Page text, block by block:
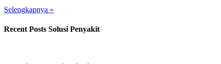
Selengkapnya »
Recent Posts Solusi Penyakit